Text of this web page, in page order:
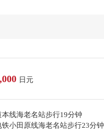
日元
线海老名站步行19分钟
小田原线海老名站步行23分钟